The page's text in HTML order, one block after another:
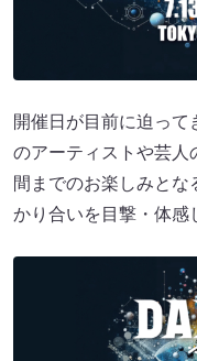
開催日が目前に迫っ
のアーティストや芸人
間までのお楽しみと
かり合いを目撃・体感